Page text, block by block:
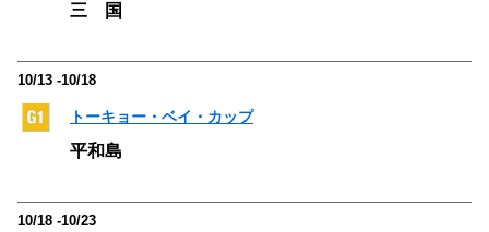
三 国
10/13 -10/18
トーキョー・ベイ・カップ
平和島
10/18 -10/23